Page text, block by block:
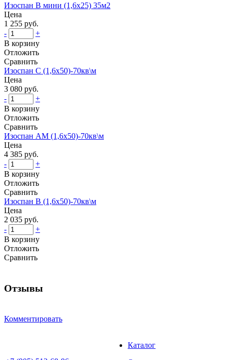
Изоспан В мини (1,6х25) 35м2
Цена
1 255 руб.
-
+
В корзину
Отложить
Сравнить
Изоспан С (1,6x50)-70кв\м
Цена
3 080 руб.
-
+
В корзину
Отложить
Сравнить
Изоспан АМ (1,6x50)-70кв\м
Цена
4 385 руб.
-
+
В корзину
Отложить
Сравнить
Изоспан В (1,6x50)-70кв\м
Цена
2 035 руб.
-
+
В корзину
Отложить
Сравнить
Отзывы
Комментировать
Каталог